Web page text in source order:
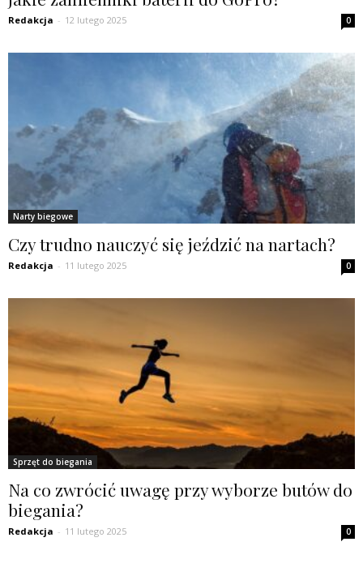
Redakcja - 12 lutego 2025 0
Narty biegowe
Czy trudno nauczyć się jeździć na nartach?
Redakcja - 11 lutego 2025 0
Sprzęt do biegania
Na co zwrócić uwagę przy wyborze butów do
biegania?
Redakcja - 11 lutego 2025 0